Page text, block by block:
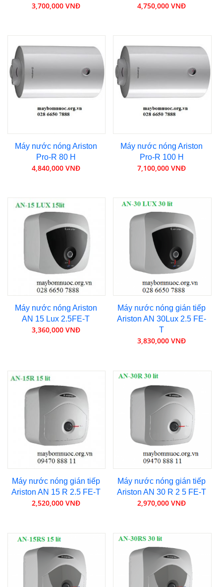
3,700,000 VNĐ 4,750,000 VNĐ
Máy nước nóng Ariston
Pro-R 80 H
4,840,000 VNĐ
Máy nước nóng Ariston
Pro-R 100 H
7,100,000 VNĐ
Máy nước nóng Ariston
AN 15 Lux 2.5FE-T
3,360,000 VNĐ
Máy nước nóng gián tiếp
Ariston AN 30Lux 2.5 FE-
T
3,830,000 VNĐ
Máy nước nóng gián tiếp
Ariston AN 15 R 2.5 FE-T
2,520,000 VNĐ
Máy nước nóng gián tiếp
Ariston AN 30 R 2 5 FE-T
2,970,000 VNĐ